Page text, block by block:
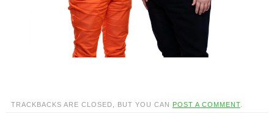
TRACKBACKS ARE CLOSED, BUT YOU CAN POST A COMMENT.